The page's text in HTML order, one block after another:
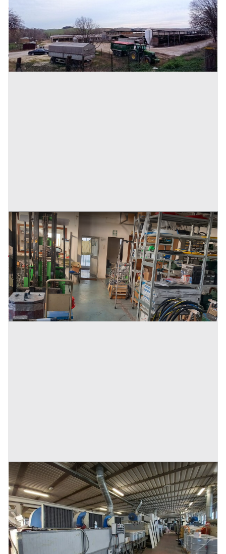
Inserito il: 01/02/2024
Serra De' Conti (Ancona)
Annuncio scaduto
2.421.827 €
Codice annuncio:816353200
AZIENDA ASSISTENZA SISTEMI PER LA
VERNICIATURA
Inserito il: 21/11/2023
Pesaro (Pesaro e Urbino)
Annuncio scaduto
Prezzo
45.000 €
Codice annuncio:547844211
1#5792 Cessione complesso aziendale di società
avente ad oggetto l'attività di verniciature
Inserito il: 13/07/2023
Piandimeleto (Pesaro e Urbino)
Prezzo
22.937 €
Codice annuncio: 739557700